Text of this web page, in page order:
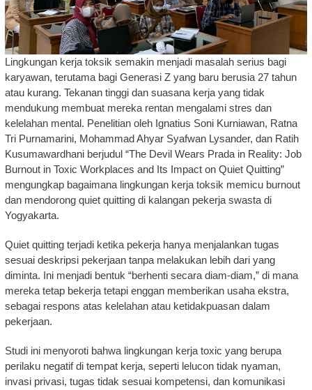
Lingkungan kerja toksik semakin menjadi masalah serius bagi
karyawan, terutama bagi Generasi Z yang baru berusia 27 tahun
atau kurang. Tekanan tinggi dan suasana kerja yang tidak
mendukung membuat mereka rentan mengalami stres dan
kelelahan mental. Penelitian oleh Ignatius Soni Kurniawan, Ratna
Tri Purnamarini, Mohammad Ahyar Syafwan Lysander, dan Ratih
Kusumawardhani berjudul “The Devil Wears Prada in Reality: Job
Burnout in Toxic Workplaces and Its Impact on Quiet Quitting”
mengungkap bagaimana lingkungan kerja toksik memicu burnout
dan mendorong quiet quitting di kalangan pekerja swasta di
Yogyakarta.
Quiet quitting terjadi ketika pekerja hanya menjalankan tugas
sesuai deskripsi pekerjaan tanpa melakukan lebih dari yang
diminta. Ini menjadi bentuk “berhenti secara diam-diam,” di mana
mereka tetap bekerja tetapi enggan memberikan usaha ekstra,
sebagai respons atas kelelahan atau ketidakpuasan dalam
pekerjaan.
Studi ini menyoroti bahwa lingkungan kerja toxic yang berupa
perilaku negatif di tempat kerja, seperti lelucon tidak nyaman,
invasi privasi, tugas tidak sesuai kompetensi, dan komunikasi